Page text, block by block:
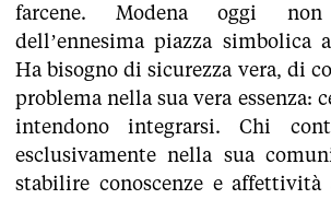
farcene. Modena oggi
dell’ennesima piazza simbolica
Ha bisogno di sicurezza vera, di
problema nella sua vera essenza:
intendono integrarsi. Chi
esclusivamente nella sua
stabilire conoscenze e affettività